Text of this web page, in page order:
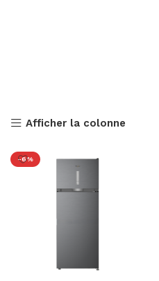
Afficher la colonne
-6%